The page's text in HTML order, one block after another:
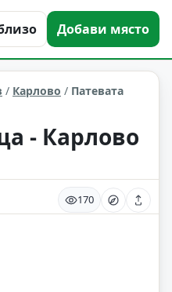
Добави място
Област: Пловдив
/ Карлово / Патевата
- Карлово
170